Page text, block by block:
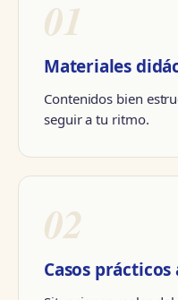
01
Materiales
Contenidos bien
seguir a tu ritmo.
02
Casos